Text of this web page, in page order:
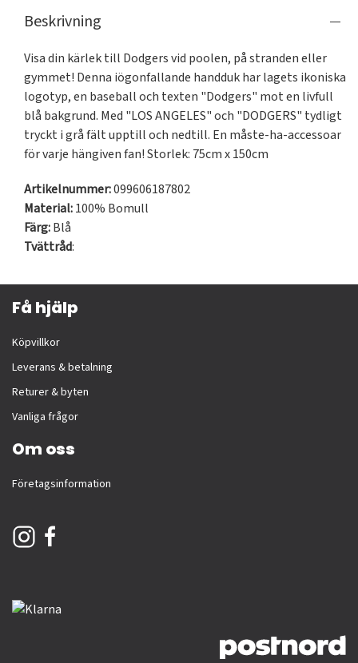
Beskrivning
Visa din kärlek till Dodgers vid poolen, på stranden eller
gymmet! Denna iögonfallande handduk har lagets ikoniska
logotyp, en baseball och texten "Dodgers" mot en livfull
blå bakgrund. Med "LOS ANGELES" och "DODGERS" tydligt
tryckt i grå fält upptill och nedtill. En måste-ha-accessoar
för varje hängiven fan! Storlek: 75cm x 150cm
Artikelnummer:099606187802
Material:100% Bomull
Färg:Blå
Tvättråd:
Få hjälp
Köpvillkor
Leverans & betalning
Returer & byten
Vanliga frågor
Om oss
Företagsinformation